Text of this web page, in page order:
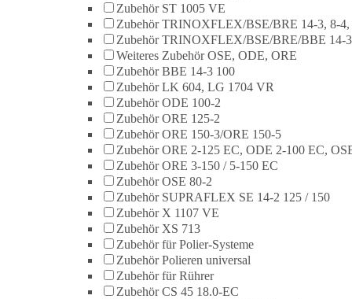
Zubehör ST 1005 VE
Zubehör TRINOXFLEX/BSE/BRE 14-3, 8-
Zubehör TRINOXFLEX/BSE/BRE/BBE 14-3
Weiteres Zubehör OSE, ODE, ORE
Zubehör BBE 14-3 100
Zubehör LK 604, LG 1704 VR
Zubehör ODE 100-2
Zubehör ORE 125-2
Zubehör ORE 150-3/ORE 150-5
Zubehör ORE 2-125 EC, ODE 2-100 EC,
Zubehör ORE 3-150 / 5-150 EC
Zubehör OSE 80-2
Zubehör SUPRAFLEX SE 14-2 125 / 150
Zubehör X 1107 VE
Zubehör XS 713
Zubehör für Polier-Systeme
Zubehör Polieren universal
Zubehör für Rührer
Zubehör CS 45 18.0-EC